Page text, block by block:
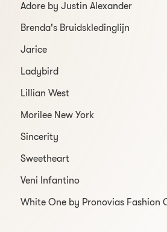
Adore by Justin Alexander
Brenda's Bruidskledinglijn
Jarice
Ladybird
Lillian West
Morilee New York
Sincerity
Sweetheart
Veni Infantino
White One by Pronovias Fashion